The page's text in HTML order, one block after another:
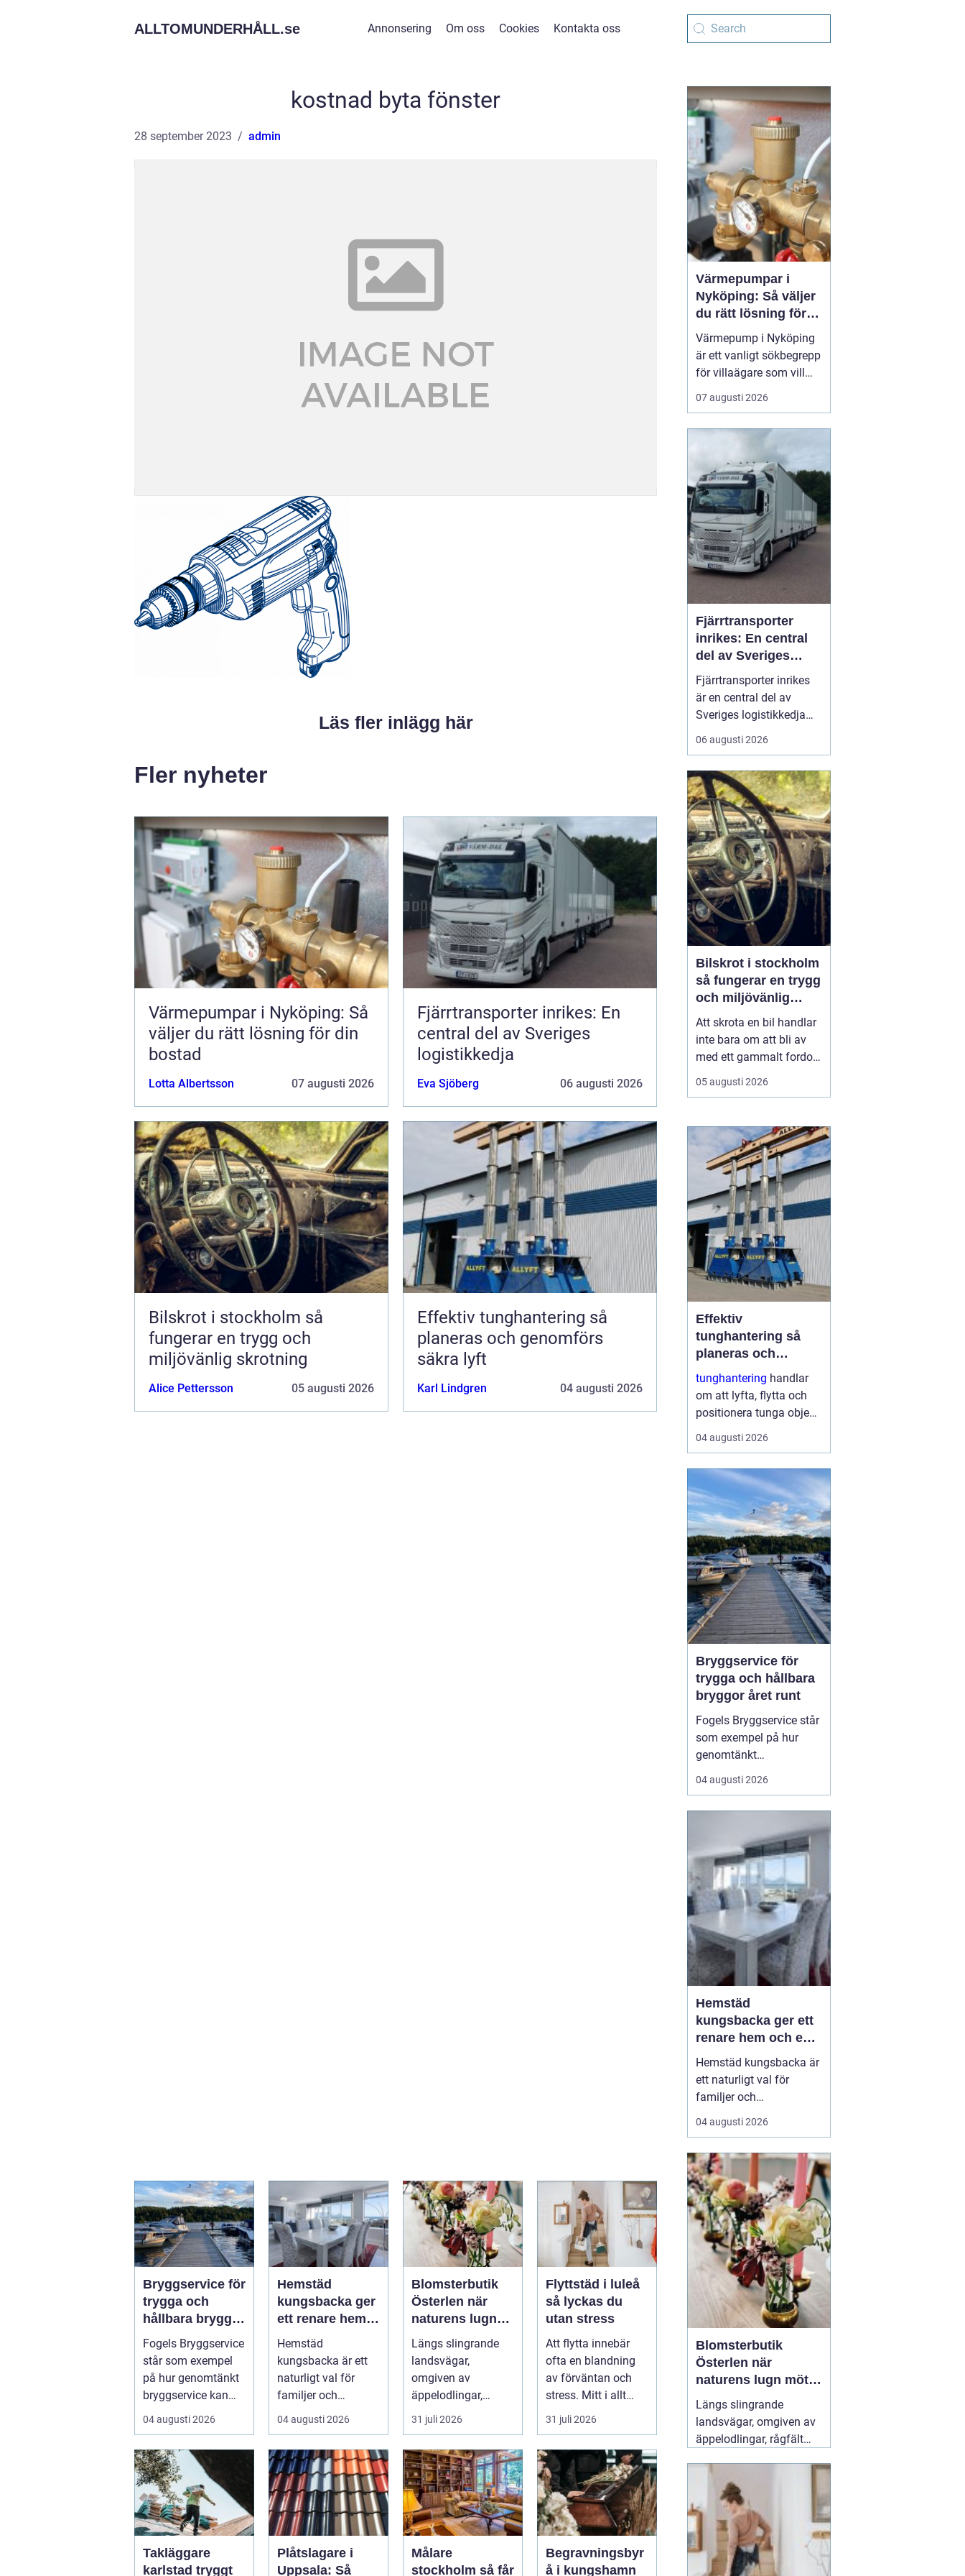
ALLTOMUNDERHÅLL.se Annonsering Om oss Cookies Kontakta oss
kostnad byta fönster
28 september 2023 admin
Läs fler inlägg här
Fler nyheter
Värmepumpar i Nyköping: Så
väljer du rätt lösning för din
bostad
Lotta Albertsson 07 augusti 2026
Fjärrtransporter inrikes: En
central del av Sveriges
logistikkedja
Eva Sjöberg 06 augusti 2026
Bilskrot i stockholm så
fungerar en trygg och
miljövänlig skrotning
Alice Pettersson 05 augusti 2026
Effektiv tunghantering så
planeras och genomförs
säkra lyft
Karl Lindgren 04 augusti 2026
Bryggservice för
trygga och
hållbara bryggor
året runt
Fogels Bryggservice
står som exempel
på hur genomtänkt
bryggservice kan
04 augusti 2026
Hemstäd
kungsbacka ger
ett renare hem
och en lugnare
vardag
Hemstäd
kungsbacka är ett
naturligt val för
familjer och
yrkesverksamma
som vill ha ett rent
hem uta...
04 augusti 2026
Blomsterbutik
Österlen när
naturens lugn
möter kreativt
hantverk
Längs slingrande
landsvägar,
omgiven av
äppelodlingar,
rågfält och
havsvindar, har
blomsterhantverke...
31 juli 2026
Flyttstäd i luleå
så lyckas du
utan stress
Att flytta innebär
ofta en blandning
av förväntan och
stress. Mitt i allt
packande och
planerande dy...
31 juli 2026
Takläggare
karlstad tryggt
Plåtslagare i
Uppsala: Så
Målare
stockholm så får
Begravningsbyr
å i kungshamn
Värmepumpar i
Nyköping: Så väljer
du rätt lösning för
din bostad
Värmepump i Nyköping
är ett vanligt sökbegrepp
för villaägare som vill
sänka sina
energikostnader och
året runt. Många i
området vänder sig till ...
07 augusti 2026
Fjärrtransporter
inrikes: En central
del av Sveriges
logistikkedja
Fjärrtransporter inrikes
är en central del av
Sveriges logistikkedja
och avgörande för att
varor ska nå rätt plats i
välplanerade rutter,
samordnade flöden och
moderna fordon kan
före...
06 augusti 2026
Bilskrot i stockholm
så fungerar en trygg
och miljövänlig
skrotning
Att skrota en bil handlar
inte bara om att bli av
med ett gammalt fordon.
För många bilägare i
Stockholm väcker
går skrotningen till?
Vilka papper behövs?
Hur ser man till att bilen
tas om hand på ett
miljöriktigt sätt? En
seriö...
05 augusti 2026
Effektiv
tunghantering så
planeras och
genomförs säkra
lyft
tunghantering handlar
om att lyfta, flytta och
positionera tunga objekt
som maskiner, hus, broar
och stora
Arbetet kräver noggrann
planering,
specialutrustning och ett
stort fokus på
säkerhet....
04 augusti 2026
Bryggservice för
trygga och hållbara
bryggor året runt
Fogels Bryggservice står
som exempel på hur
genomtänkt
bryggservice kan
förvandla en brygga från
lösning för både båtliv
och bad. Bryggserv...
04 augusti 2026
Hemstäd
kungsbacka ger ett
renare hem och en
lugnare vardag
Hemstäd kungsbacka är
ett naturligt val för
familjer och
yrkesverksamma som
vill ha ett rent hem utan
Många upptäcker hur
mycket energi som
frigörs när de låter en
professionell städpartner
ta hand om
dammsugning,
moppning och d...
04 augusti 2026
Blomsterbutik
Österlen när
naturens lugn möter
kreativt hantverk
Längs slingrande
landsvägar, omgiven av
äppelodlingar, rågfält
blomsterhantverket på
Österlen fått en alldeles
egen karaktär. Här går
säsong, hållbarhet och
personligt uttryck före
snabba lösningar.
31 juli